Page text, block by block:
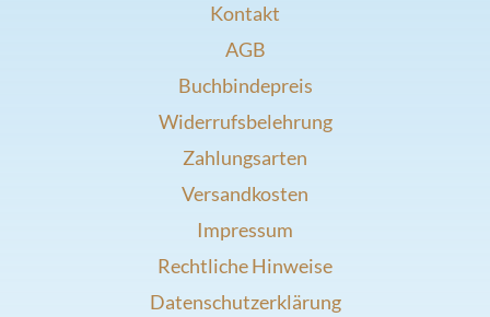
Kontakt
AGB
Buchbindepreis
Widerrufsbelehrung
Zahlungsarten
Versandkosten
Impressum
Rechtliche Hinweise
Datenschutzerklärung